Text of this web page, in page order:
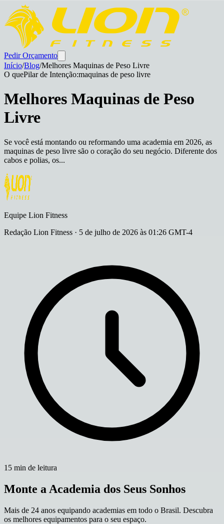
Pedir Orçamento
Início/Blog/Melhores Maquinas de Peso Livre
O quePilar de Intenção:maquinas de peso livre
Melhores Maquinas de Peso
Livre
Se você está montando ou reformando uma academia em 2026, as
maquinas de peso livre são o coração do seu negócio. Diferente dos
cabos e polias, os...
Equipe Lion Fitness
Redação Lion Fitness · 5 de julho de 2026 às 01:26 GMT-4
15 min de leitura
Monte a Academia dos Seus Sonhos
Mais de 24 anos equipando academias em todo o Brasil. Descubra
os melhores equipamentos para o seu espaço.